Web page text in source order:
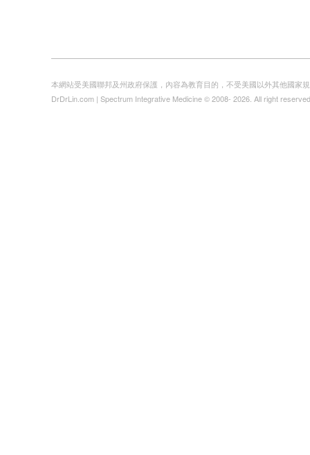
本網站受美國聯邦及州政府保護，內容為教育目的，不受美國以外其他國家
DrDrLin.com | Spectrum Integrative Medicine © 2008- 2026. All right